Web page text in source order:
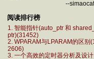
--simaocat
阅读排行榜
1. 智能指针(auto_ptr 和 shared_
ptr)(31452)
2. WPARAM与LPARAM的区别(1
2606)
3. 一个高效的定时器分析及设计